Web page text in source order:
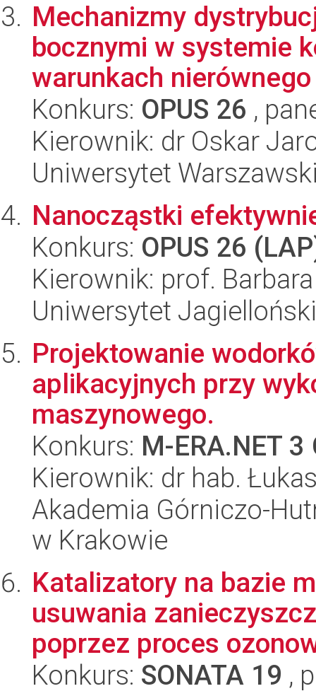
Mechanizmy
bocznymi w systemie
warunkach
Konkurs: OPUS 26 ,
Kierownik: dr Oskar
Uniwersytet
Nanocząstki
Konkurs: OPUS 26
Kierownik: prof.
Uniwersytet
Projektowanie
aplikacyjnych przy
maszynowego.
Konkurs: M-ERA.NET
Kierownik: dr hab.
Akademia Górniczo-
w Krakowie
Katalizatory na bazie
usuwania
poprzez proces
Konkurs: SONATA 19 ,